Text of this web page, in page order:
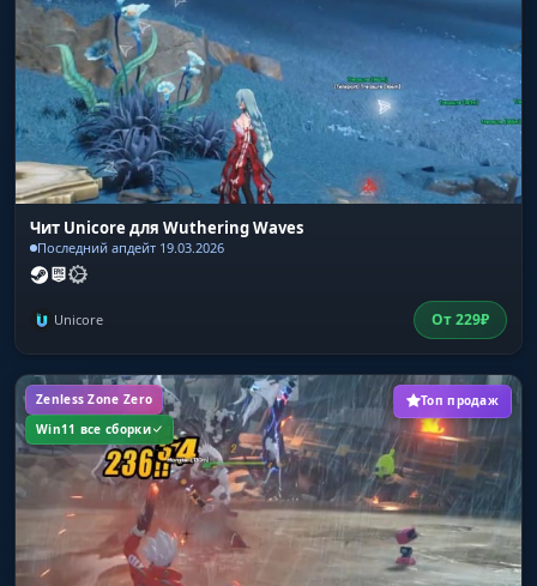
Чит Unicore для Wuthering Waves
Последний апдейт 19.03.2026
Unicore От229₽
Zenless Zone Zero
Win11 все сборки
Топ продаж